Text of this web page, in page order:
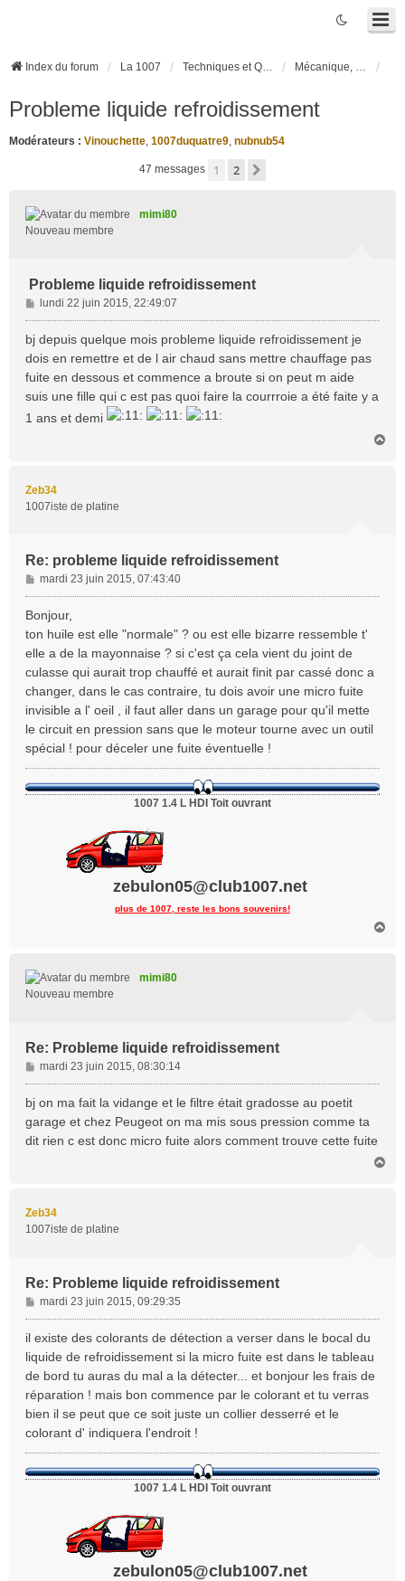
Index du forum La 1007 Techniques et Questions Mécanique, liaison au sol et pneumatiques
Probleme liquide refroidissement
Modérateurs : Vinouchette, 1007duquatre9, nubnub54
47 messages 1 2
mimi80
Nouveau membre
Probleme liquide refroidissement
M
e
s
s
g
e
lundi 22 juin 2015, 22:49:07
bj depuis quelque mois probleme liquide refroidissement je
dois en remettre et de l air chaud sans mettre chauffage pas
fuite en dessous et commence a broute si on peut m aide
suis une fille qui c est pas quoi faire la courrroie a été faite y a
1 ans et demi
Zeb34
1007iste de platine
Re: probleme liquide refroidissement
M
e
s
g
e
mardi 23 juin 2015, 07:43:40
Bonjour,
ton huile est elle "normale" ? ou est elle bizarre ressemble t'
elle a de la mayonnaise ? si c'est ça cela vient du joint de
culasse qui aurait trop chauffé et aurait finit par cassé donc a
changer, dans le cas contraire, tu dois avoir une micro fuite
invisible a l' oeil , il faut aller dans un garage pour qu'il mette
le circuit en pression sans que le moteur tourne avec un outil
spécial ! pour déceler une fuite éventuelle !
1007 1.4 L HDI Toit ouvrant
zebulon05@club1007.net
plus de 1007, reste les bons souvenirs!
mimi80
Nouveau membre
Re: Probleme liquide refroidissement
M
e
s
g
mardi 23 juin 2015, 08:30:14
bj on ma fait la vidange et le filtre était gradosse au poetit
garage et chez Peugeot on ma mis sous pression comme ta
dit rien c est donc micro fuite alors comment trouve cette fuite
Zeb34
1007iste de platine
Re: Probleme liquide refroidissement
M
e
s
a
g
e
mardi 23 juin 2015, 09:29:35
il existe des colorants de détection a verser dans le bocal du
liquide de refroidissement si la micro fuite est dans le tableau
de bord tu auras du mal a la détecter... et bonjour les frais de
réparation ! mais bon commence par le colorant et tu verras
bien il se peut que ce soit juste un collier desserré et le
colorant d' indiquera l'endroit !
1007 1.4 L HDI Toit ouvrant
zebulon05@club1007.net